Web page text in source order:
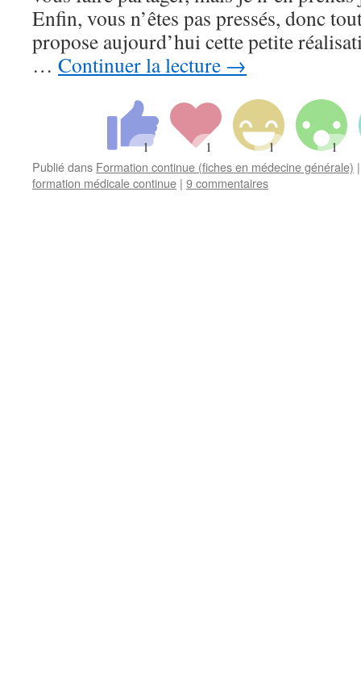
Enfin, vous n’êtes pas pressés, donc
propose aujourd’hui cette petite
… Continuer la lecture →
Publié dans Formation continue (fiches en médecine générale) |
formation médicale continue | 9 commentaires